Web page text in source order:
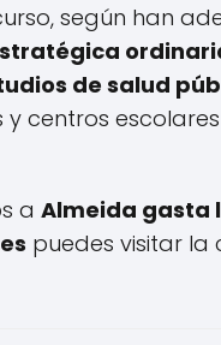
según han
de salud
centros
a Almeida gasta
puedes visitar